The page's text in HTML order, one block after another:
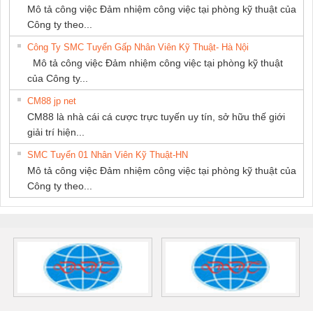
Mô tả công việc Đảm nhiệm công việc tại phòng kỹ thuật của
Công ty theo...
Công Ty SMC Tuyển Gấp Nhân Viên Kỹ Thuật- Hà Nội
Mô tả công việc Đảm nhiệm công việc tại phòng kỹ thuật
của Công ty...
CM88 jp net
CM88 là nhà cái cá cược trực tuyến uy tín, sở hữu thế giới
giải trí hiện...
SMC Tuyển 01 Nhân Viên Kỹ Thuật-HN
Mô tả công việc Đảm nhiệm công việc tại phòng kỹ thuật của
Công ty theo...